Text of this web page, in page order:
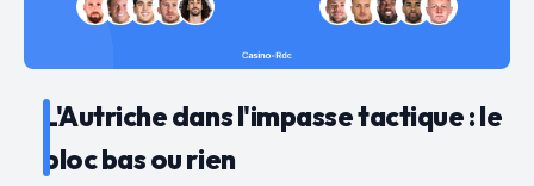
L'Autriche dans l'impasse tactique : le
bloc bas ou rien